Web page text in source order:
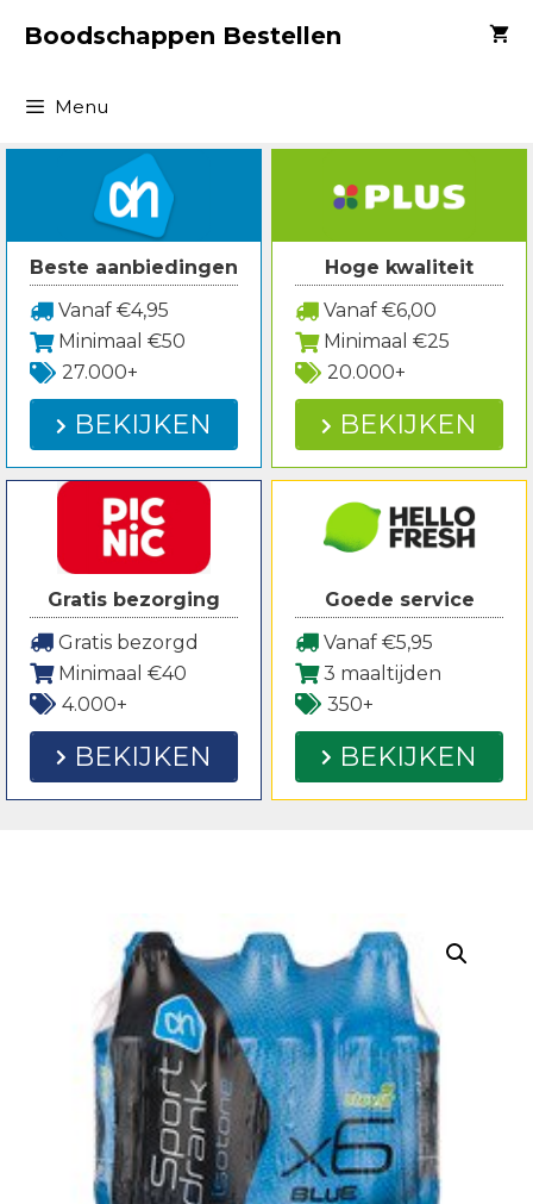
naarBoodschappen Bestellen
Menu
Beste aanbiedingen
Vanaf €4,95
Minimaal €50
27.000+
BEKIJKEN
Hoge kwaliteit
Vanaf €6,00
Minimaal €25
20.000+
BEKIJKEN
Gratis bezorging
Gratis bezorgd
Minimaal €40
4.000+
BEKIJKEN
Goede service
Vanaf €5,95
3 maaltijden
350+
BEKIJKEN